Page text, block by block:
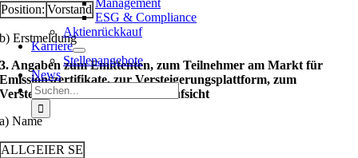
Management
ESG & Compliance
Aktienrückkauf
Karriere
Stellenangebote
News
Suche
nach:
Position: Vorstand
b) Erstmeldung
3. Angaben zum Emittenten, zum Teilnehmer am Markt für
Emissionszertifikate, zur Versteigerungsplattform, zum
Versteigerer oder zur Auktionsaufsicht
a) Name
ALLGEIER SE